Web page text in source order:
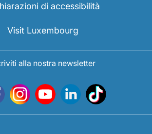
di accessibilità
Visit Luxembourg
alla nostra newsletter